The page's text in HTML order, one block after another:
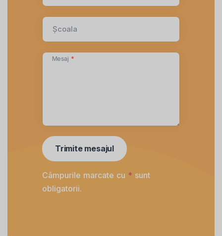
Școala
Mesaj *
Câmpurile marcate cu * sunt
obligatorii.